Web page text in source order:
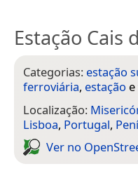
Estação Cais
Categorias: estação
ferroviária, estação e
Localização:
Lisboa, Portugal,
Ver no